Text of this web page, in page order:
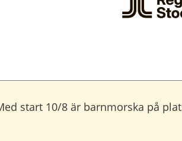
start 10/8 är barnmorska på